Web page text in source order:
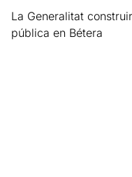
La Generalitat
pública en Bétera